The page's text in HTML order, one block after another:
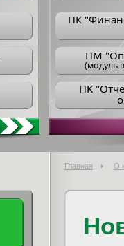
ПК
ПM
(модуль
ПK
Главная О